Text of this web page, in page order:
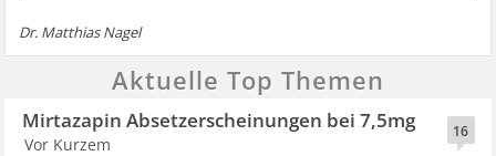
Dr. Matthias Nagel
Aktuelle Top Themen
16
Mirtazapin Absetzerscheinungen bei 7,5mg
Vor Kurzem